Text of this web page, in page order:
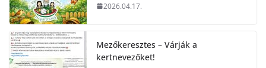
2026.04.17.
Mezőkeresztes – Várják a
kertnevezőket!